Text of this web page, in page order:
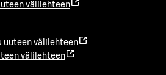
välilehteen
uuteen välilehteen
välilehteen